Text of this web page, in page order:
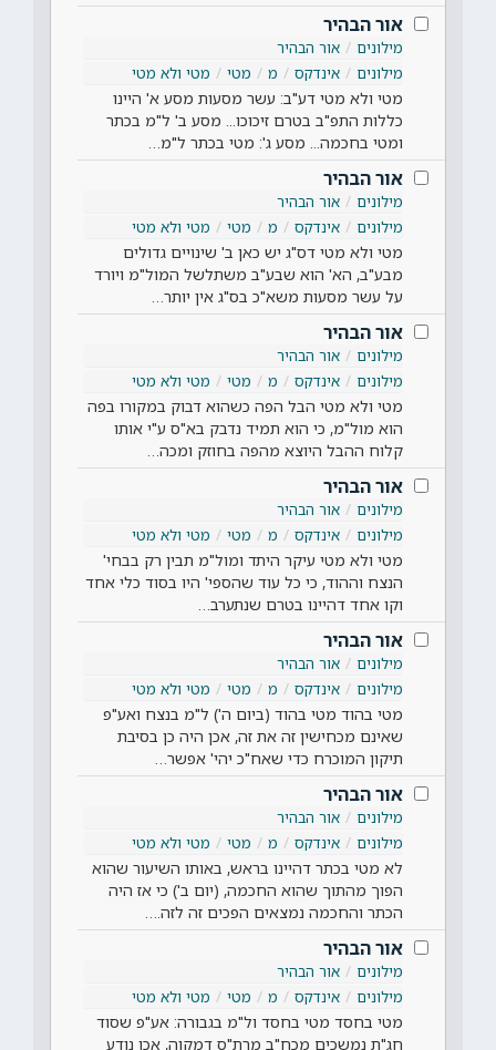
אור הבהיר
מילונים
אור הבהיר
מילונים
אינדקס מ מטי מטי ולא מטי
מטי ולא מטי דע"ב: עשר מסעות מסע א' היינו
כללות התפ"ב בטרם זיכוכו... מסע ב' ל"מ בכתר
ומטי בחכמה... מסע ג': מטי בכתר ל"מ…
אור הבהיר
מילונים
אור הבהיר
מילונים
אינדקס מ מטי מטי ולא מטי
מטי ולא מטי דס"ג יש כאן ב' שינויים גדולים
מבע"ב, הא' הוא שבע"ב משתלשל המול"מ ויורד
על עשר מסעות משא"כ בס"ג אין יותר…
אור הבהיר
מילונים
אור הבהיר
מילונים
אינדקס מ מטי מטי ולא מטי
מטי ולא מטי הבל הפה כשהוא דבוק במקורו בפה
הוא מול"מ, כי הוא תמיד נדבק בא"ס ע"י אותו
קלוח ההבל היוצא מהפה בחוזק ומכה…
אור הבהיר
מילונים
אור הבהיר
מילונים
אינדקס מ מטי מטי ולא מטי
מטי ולא מטי עיקר היתד ומול"מ תבין רק בבחי'
הנצח וההוד, כי כל עוד שהספי' היו בסוד כלי אחד
וקו אחד דהיינו בטרם שנתערב…
אור הבהיר
מילונים
אור הבהיר
מילונים
אינדקס מ מטי מטי ולא מטי
מטי בהוד מטי בהוד (ביום ה') ל"מ בנצח ואע"פ
שאינם מכחישין זה את זה, אכן היה כן בסיבת
תיקון המוכרח כדי שאח"כ יהי' אפשר…
אור הבהיר
מילונים
אור הבהיר
מילונים
אינדקס מ מטי מטי ולא מטי
לא מטי בכתר דהיינו בראש, באותו השיעור שהוא
הפוך מהתוך שהוא החכמה, (יום ב') כי אז היה
הכתר והחכמה נמצאים הפכים זה לזה.…
אור הבהיר
מילונים
אור הבהיר
מילונים
אינדקס מ מטי מטי ולא מטי
מטי בחסד מטי בחסד ול"מ בגבורה: אע"פ שסוד
חג"ת נמשכים מכח"ב מרת"ס דמקוה, אכן נודע